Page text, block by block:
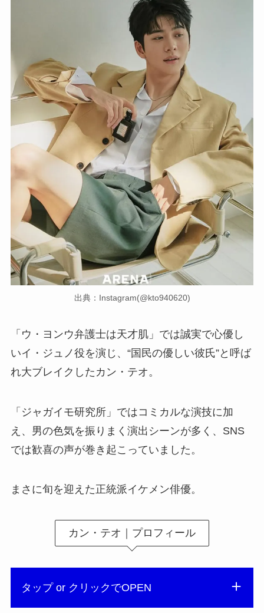
出典：Instagram(@kto940620)
「ウ・ヨンウ弁護士は天才肌」では誠実で心優し
いイ・ジュノ役を演じ、“国民の優しい彼氏”と呼ば
れ大ブレイクしたカン・テオ。
「ジャガイモ研究所」ではコミカルな演技に加
え、男の色気を振りまく演出シーンが多く、SNS
では歓喜の声が巻き起こっていました。
まさに旬を迎えた正統派イケメン俳優。
カン・テオ｜プロフィール
タップ or クリックでOPEN